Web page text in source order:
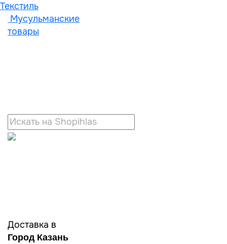
Текстиль
Мусульманские
товары
Доставка в
Город Казань